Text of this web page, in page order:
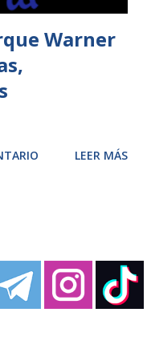
Warner
LEER MÁS